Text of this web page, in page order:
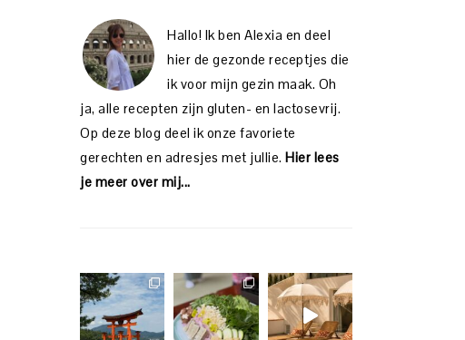
Hallo! Ik ben Alexia en deel
hier de gezonde receptjes die
ik voor mijn gezin maak. Oh
ja, alle recepten zijn gluten- en lactosevrij.
Op deze blog deel ik onze favoriete
gerechten en adresjes met jullie. Hier lees
je meer over mij...